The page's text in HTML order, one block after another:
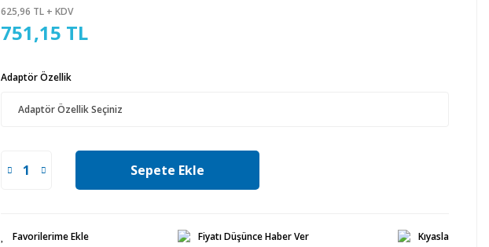
625,96 TL + KDV
751,15 TL
Adaptör Özellik
Sepete Ekle
Fiyatı Düşünce Haber Ver Kıyasla